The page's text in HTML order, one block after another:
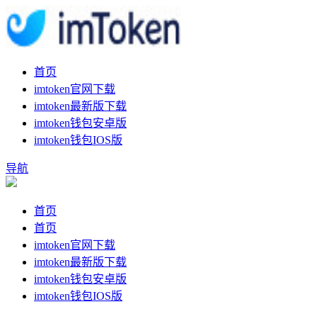
首页
imtoken官网下载
imtoken最新版下载
imtoken钱包安卓版
imtoken钱包IOS版
导航
首页
首页
imtoken官网下载
imtoken最新版下载
imtoken钱包安卓版
imtoken钱包IOS版